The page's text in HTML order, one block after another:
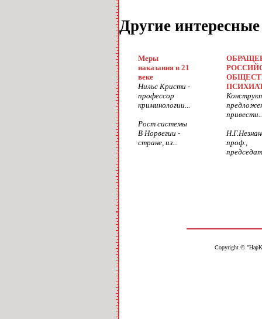
Другие
Меры
наказания в 21
веке
Нильс Кристи -
профессор
криминологии...
Рост системы
В Норвегии -
стране, из...
проф.,
Copyright ©